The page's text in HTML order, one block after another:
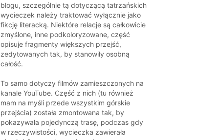
blogu, szczególnie tą dotyczącą tatrzańskich
wycieczek należy traktować wyłącznie jako
fikcję literacką. Niektóre relacje są całkowicie
zmyślone, inne podkoloryzowane, część
opisuje fragmenty większych przejść,
zedytowanych tak, by stanowiły osobną
całość.
To samo dotyczy filmów zamieszczonych na
kanale YouTube. Część z nich (tu również
mam na myśli przede wszystkim górskie
przejścia) została zmontowana tak, by
pokazywała pojedynczą trasę, podczas gdy
w rzeczywistości, wycieczka zawierała